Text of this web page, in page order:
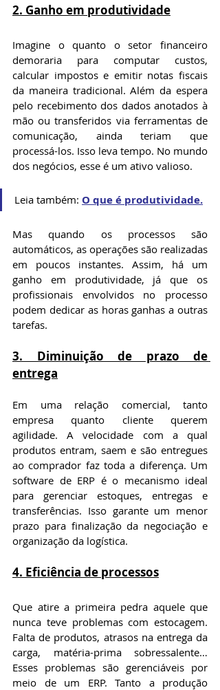
2. Ganho em produtividade
Imagine o quanto o setor financeiro
demoraria para computar custos,
calcular impostos e emitir notas fiscais
da maneira tradicional. Além da espera
pelo recebimento dos dados anotados à
mão ou transferidos via ferramentas de
comunicação, ainda teriam que
processá-los. Isso leva tempo. No mundo
dos negócios, esse é um ativo valioso.
Leia também: O que é produtividade.
Mas quando os processos são
automáticos, as operações são realizadas
em poucos instantes. Assim, há um
ganho em produtividade, já que os
profissionais envolvidos no processo
podem dedicar as horas ganhas a outras
tarefas.
3. Diminuição de prazo de
entrega
Em uma relação comercial, tanto
empresa quanto cliente querem
agilidade. A velocidade com a qual
produtos entram, saem e são entregues
ao comprador faz toda a diferença. Um
software de ERP é o mecanismo ideal
para gerenciar estoques, entregas e
transferências. Isso garante um menor
prazo para finalização da negociação e
organização da logística.
4. Eficiência de processos
Que atire a primeira pedra aquele que
nunca teve problemas com estocagem.
Falta de produtos, atrasos na entrega da
carga, matéria-prima sobressalente…
Esses problemas são gerenciáveis por
meio de um ERP. Tanto a produção